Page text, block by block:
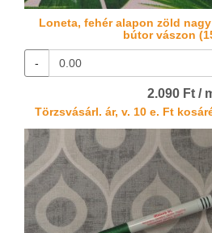
Loneta, fehér alapon zöld
bútor vászon
-
2.090 Ft /
Törzsvásárl. ár, v. 10 e. Ft